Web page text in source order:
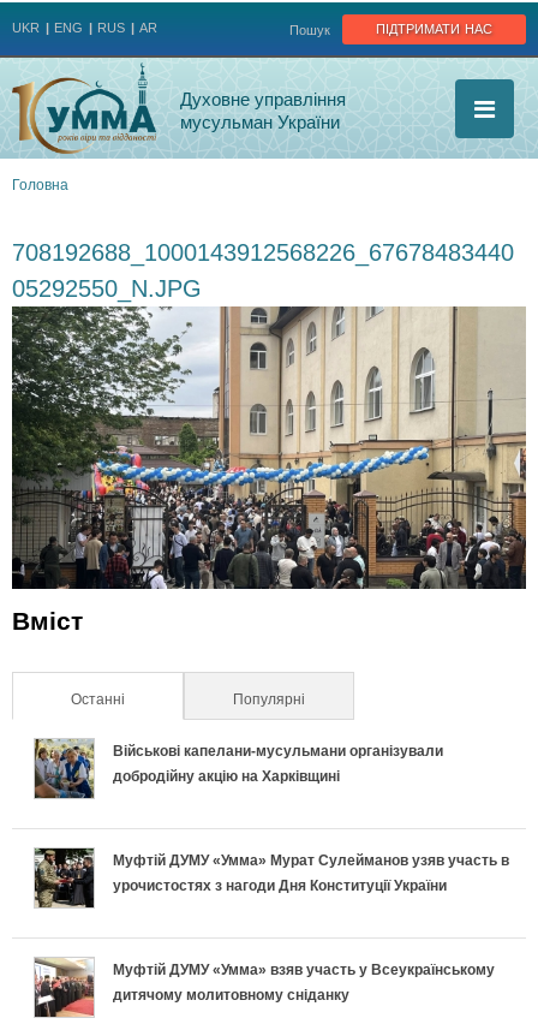
підтримати нас
Пошук
UKR ENG RUS AR
Духовне управління
мусульман України
тут
Головна
708192688_1000143912568226_67678483440
05292550_N.JPG
Вміст
Останні (активна вкладка)Популярні
Військові капелани-мусульмани організували
добродійну акцію на Харківщині
Муфтій ДУМУ «Умма» Мурат Сулейманов узяв участь в
урочистостях з нагоди Дня Конституції України
Муфтій ДУМУ «Умма» взяв участь у Всеукраїнському
дитячому молитовному сніданку